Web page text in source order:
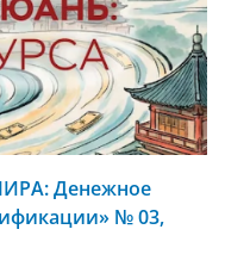
Денежное
№ 03,